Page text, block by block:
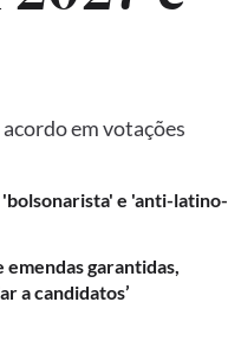
em votações
'bolsonarista' e 'anti-latino-
emendas garantidas,
a candidatos’